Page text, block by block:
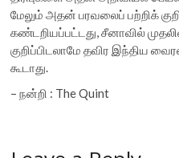
மேலும் அதன் பரவலைப் பற்றிக்
கண்டறியப்பட்டது, சீனாவில்
குறிப்பிடலாமே தவிர இந்திய
கூடாது.
– நன்றி : The Quint